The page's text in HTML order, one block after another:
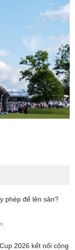
phép để lên sân?
2026 kết nối cộng